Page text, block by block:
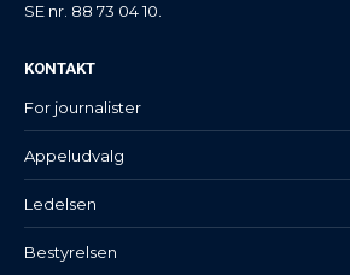
SE nr. 88 73 04 10.
KONTAKT
For journalister
Appeludvalg
Ledelsen
Bestyrelsen